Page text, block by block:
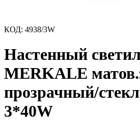
КОД: 4938/3W
Настенный
MERKALE
прозрачный/
3*40W